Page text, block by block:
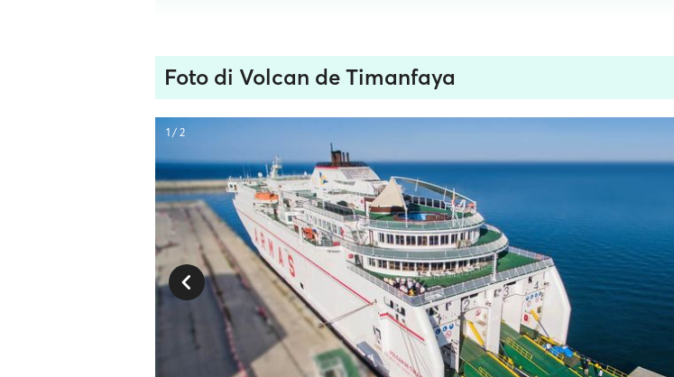
Foto di Volcan de Timanfaya
1 / 2